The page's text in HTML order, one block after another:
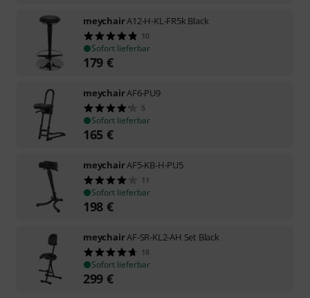
meychairA12-H-KL-FR5k Black
10
Sofort lieferbar
179 €
meychairAF6-PU9
5
Sofort lieferbar
165 €
meychairAF5-KB-H-PU5
11
Sofort lieferbar
198 €
meychairAF-SR-KL2-AH Set Black
18
Sofort lieferbar
299 €